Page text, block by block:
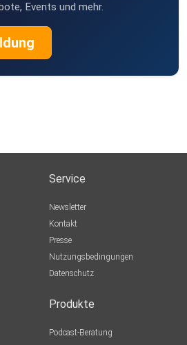
Events und mehr.
Service
Newsletter
Kontakt
Presse
Nutzungsbedingungen
Datenschutz
Produkte
Podcast-Beratung